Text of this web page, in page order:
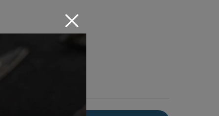
ο Φ.Π.Α. 24%.